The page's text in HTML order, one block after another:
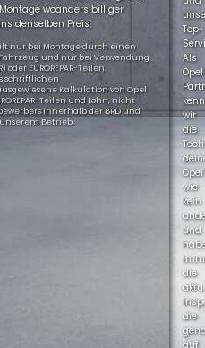
woanders billiger
denselben Preis.
nur bei Montage durch einen
und nur bei Verwendung
EUROREPAR-Teilen.
schriftlichen
Kalkulation von Opel
Teilen und Lohn, nicht
innerhalb der BRD und
Betrieb.
Top-
Als
Opel
wir
die
Opel
wie
kein
und
die
die
auf